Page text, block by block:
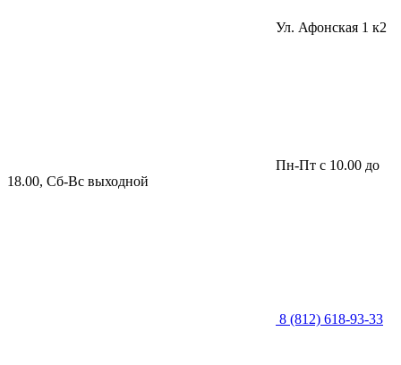
Ул. Афонская 1 к2
Пн-Пт с 10.00 до
18.00, Сб-Вс выходной
8 (812) 618-93-33